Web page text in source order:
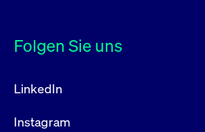
Folgen Sie uns
LinkedIn
Instagram